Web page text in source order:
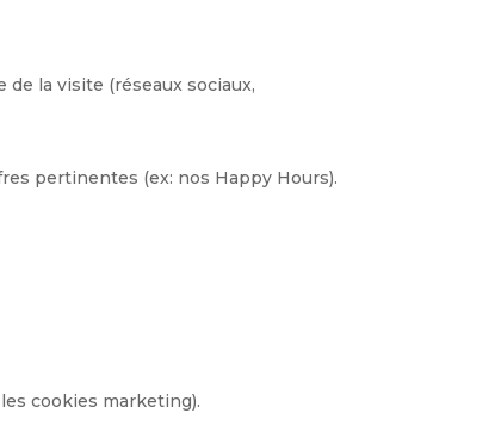
de la visite (réseaux sociaux,
pertinentes (ex: nos Happy Hours).
cookies marketing).